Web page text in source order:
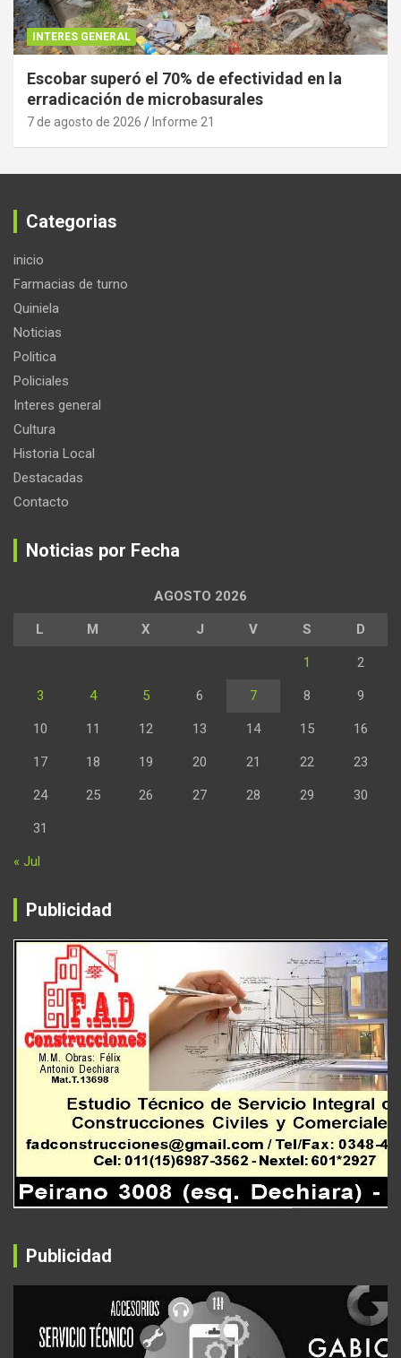
INTERES GENERAL
Escobar superó el 70% de efectividad en la
erradicación de microbasurales
7 de agosto de 2026 Informe 21
Categorias
inicio
Farmacias de turno
Quiniela
Noticias
Politica
Policiales
Interes general
Cultura
Historia Local
Destacadas
Contacto
Noticias por Fecha
AGOSTO 2026
L M X J V S D
1 2
3 4 5 6 7 8 9
10 11 12 13 14 15 16
17 18 19 20 21 22 23
24 25 26 27 28 29 30
31
« Jul
Publicidad
Publicidad